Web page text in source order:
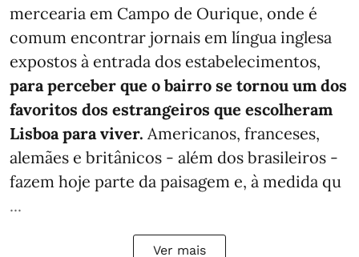
mercearia em Campo de Ourique, onde é
comum encontrar jornais em língua inglesa
expostos à entrada dos estabelecimentos,
para perceber que o bairro se tornou um dos
favoritos dos estrangeiros que escolheram
Lisboa para viver. Americanos, franceses,
alemães e britânicos - além dos brasileiros -
fazem hoje parte da paisagem e, à medida qu
...
Ver mais